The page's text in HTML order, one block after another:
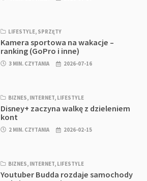
LIFESTYLE, SPRZĘTY
Kamera sportowa na wakacje –
ranking (GoPro i inne)
3 MIN. CZYTANIA 2026-07-16
BIZNES, INTERNET, LIFESTYLE
Disney+ zaczyna walkę z dzieleniem
kont
2 MIN. CZYTANIA 2026-02-15
BIZNES, INTERNET, LIFESTYLE
Youtuber Budda rozdaje samochody